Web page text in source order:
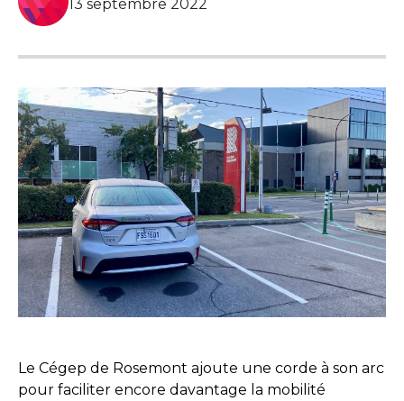
13 septembre 2022
Le Cégep de Rosemont ajoute une corde à son arc
pour faciliter encore davantage la mobilité